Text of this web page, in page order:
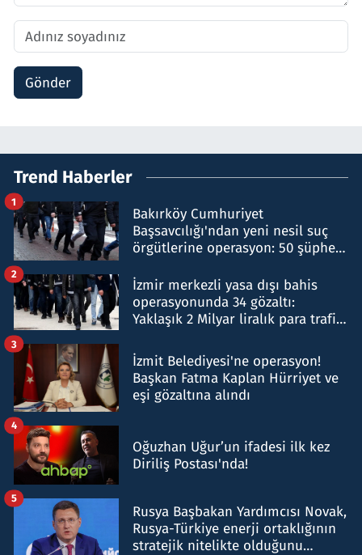
Gönder
Trend Haberler
Bakırköy Cumhuriyet
Başsavcılığı'ndan yeni nesil suç
örgütlerine operasyon: 50 şüpheli
1
İzmir merkezli yasa dışı bahis
operasyonunda 34 gözaltı:
Yaklaşık 2 Milyar liralık para trafiği
2
İzmit Belediyesi'ne operasyon!
Başkan Fatma Kaplan Hürriyet ve
eşi gözaltına alındı
3
Oğuzhan Uğur’un ifadesi ilk kez
Diriliş Postası'nda!
4
Rusya Başbakan Yardımcısı Novak,
Rusya-Türkiye enerji ortaklığının
stratejik nitelikte olduğunu
5